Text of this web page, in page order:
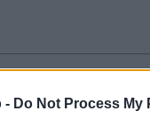
- Do Not Process My
élmény a